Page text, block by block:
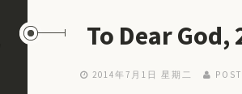
To Dear
2014年7月1日 星期二